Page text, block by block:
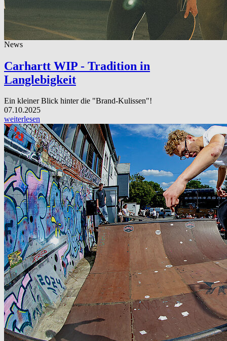
News
Carhartt WIP - Tradition in
Langlebigkeit
Ein kleiner Blick hinter die "Brand-Kulissen"!
07.10.2025
weiterlesen